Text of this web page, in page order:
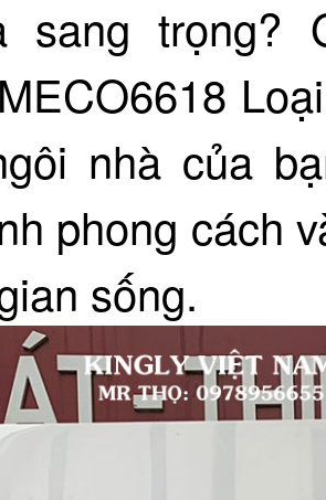
sang trọng?
nhà của
phong cách
sống.